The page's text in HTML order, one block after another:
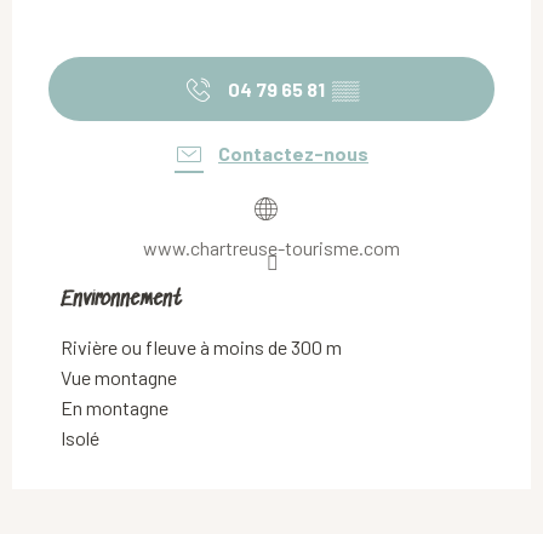
04 79 65 81 ▒▒
Contactez-nous
www.chartreuse-tourisme.com
Environnement
Environnement
Rivière ou fleuve à moins de 300 m
Vue montagne
En montagne
Isolé